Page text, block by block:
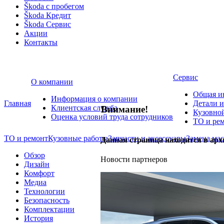
Внимание!
Данная страница находится в
Новости партнеров
Škoda с пробегом
Škoda Кредит
Škoda Сервис
Акции
Контакты
Главная
О компании
Информация о компании
Клиентская служба
Оценка условий труда сотрудников
Сервис
Общая
Детали
ТО и
ТО и ремонтКузовные работыЗапчасти и аксессуарыЗамена
Обзор
Дизайн
Комфорт
Медиа
Технологии
Безопасность
Комплектации
История